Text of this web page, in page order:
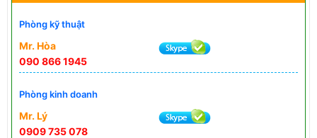
Phòng kỹ thuật
Mr. Hòa
090 866 1945
Phòng kinh doanh
Mr. Lý
0909 735 078